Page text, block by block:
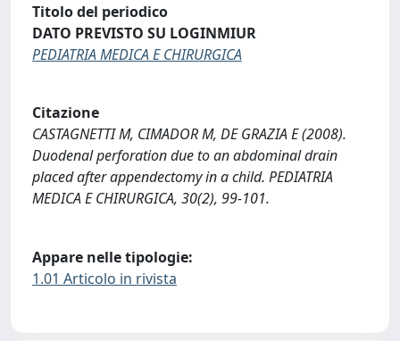
Titolo del periodico
DATO PREVISTO SU LOGINMIUR
PEDIATRIA MEDICA E CHIRURGICA
Citazione
CASTAGNETTI M, CIMADOR M, DE GRAZIA E (2008).
Duodenal perforation due to an abdominal drain
placed after appendectomy in a child. PEDIATRIA
MEDICA E CHIRURGICA, 30(2), 99-101.
Appare nelle tipologie:
1.01 Articolo in rivista